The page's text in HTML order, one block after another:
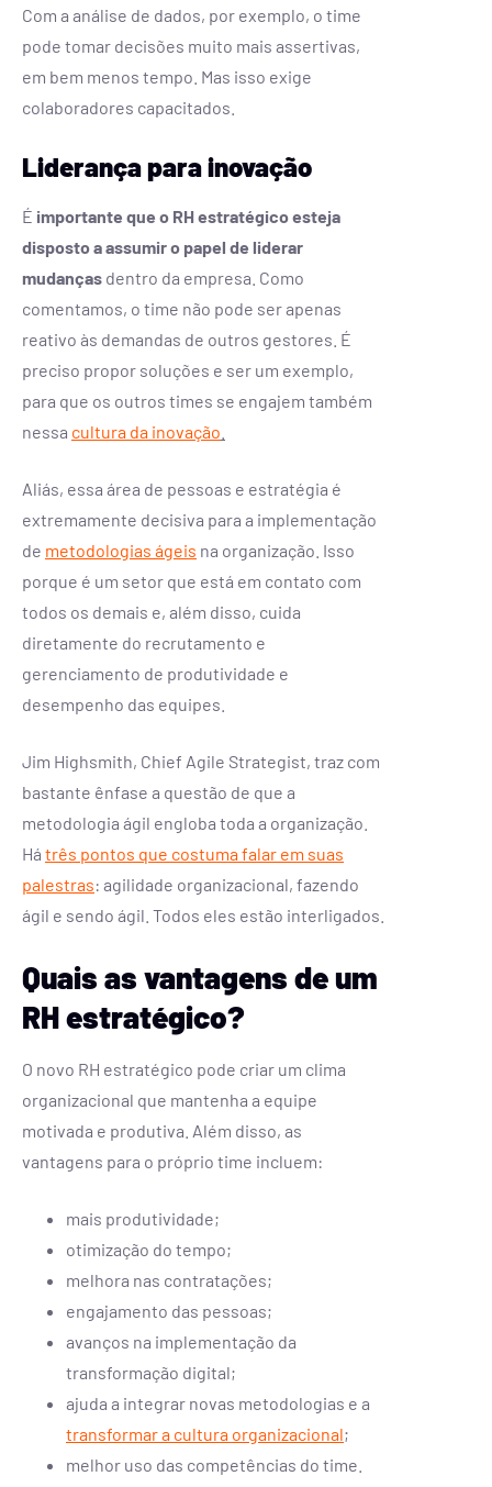
Com a análise de dados, por exemplo, o time
pode tomar decisões muito mais assertivas,
em bem menos tempo. Mas isso exige
colaboradores capacitados.
Liderança para inovação
É importante que o RH estratégico esteja
disposto a assumir o papel de liderar
mudanças dentro da empresa. Como
comentamos, o time não pode ser apenas
reativo às demandas de outros gestores. É
preciso propor soluções e ser um exemplo,
para que os outros times se engajem também
nessa cultura da inovação
Aliás, essa área de pessoas e estratégia é
extremamente decisiva para a implementação
de metodologias ágeis na organização. Isso
porque é um setor que está em contato com
todos os demais e, além disso, cuida
diretamente do recrutamento e
gerenciamento de produtividade e
desempenho das equipes.
Jim Highsmith, Chief Agile Strategist, traz com
bastante ênfase a questão de que a
metodologia ágil engloba toda a organização.
Há três pontos que costuma falar em suas
palestras: agilidade organizacional, fazendo
ágil e sendo ágil. Todos eles estão interligados.
Quais as vantagens de um
RH estratégico?
O novo RH estratégico pode criar um clima
organizacional que mantenha a equipe
motivada e produtiva. Além disso, as
vantagens para o próprio time incluem:
mais produtividade;
otimização do tempo;
melhora nas contratações;
engajamento das pessoas;
avanços na implementação da
transformação digital;
ajuda a integrar novas metodologias e a
transformar a cultura organizacional;
melhor uso das competências do time.